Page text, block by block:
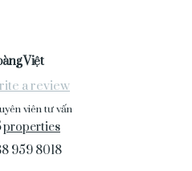
Việt
a review
viên tư vấn
properties
959 8018